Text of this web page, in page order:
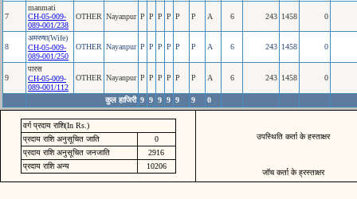
7
manmati
CH-05-009-
089-001/238
OTHER Nayanpur P P P P P P A 6 243 1458 0
8
अमरुषा(Wife)
CH-05-009-
089-001/250
OTHER Nayanpur P P P P P P A 6 243 1458 0
9
पारस
CH-05-009-
089-001/112
OTHER Nayanpur P P P P P P A 6 243 1458 0
कुल हाजिरी 9 9 9 9 9 9 0
वर्ग प्रदाय राशि(In Rs.)
प्रदाय राशि अनुसूचित जाति
0
प्रदाय राशि अनुसूचित जनजाति
2916
प्रदाय राशि अन्य
10206
उपस्थिति कर्ता के हस्ताक्षर
जॉच कर्ता के ह्रस्ताक्षर